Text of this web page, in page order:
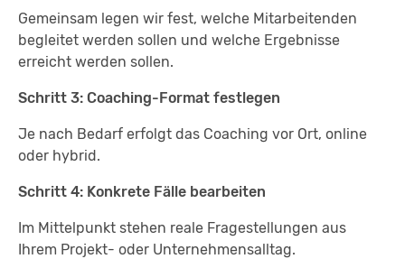
Gemeinsam legen wir fest, welche Mitarbeitenden
begleitet werden sollen und welche Ergebnisse
erreicht werden sollen.
Schritt 3: Coaching-Format festlegen
Je nach Bedarf erfolgt das Coaching vor Ort, online
oder hybrid.
Schritt 4: Konkrete Fälle bearbeiten
Im Mittelpunkt stehen reale Fragestellungen aus
Ihrem Projekt- oder Unternehmensalltag.